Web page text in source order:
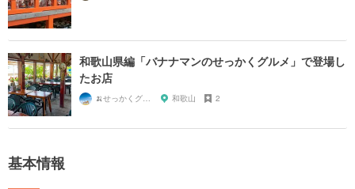
和歌山県編「バナナマンのせっかくグルメ」で登場し
たお店
和歌山 2
基本情報